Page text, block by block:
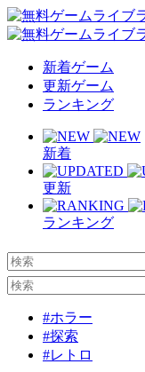
新着ゲーム
更新ゲーム
ランキング
新着
更新
ランキング
#ホラー
#探索
#レトロ